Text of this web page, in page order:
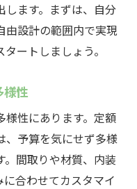
します。まずは、自分
由設計の範囲内で実現
ートしましょう。
様性
様性にあります。定額
、予算を気にせず多様
間取りや材質、内装
合わせてカスタマイ